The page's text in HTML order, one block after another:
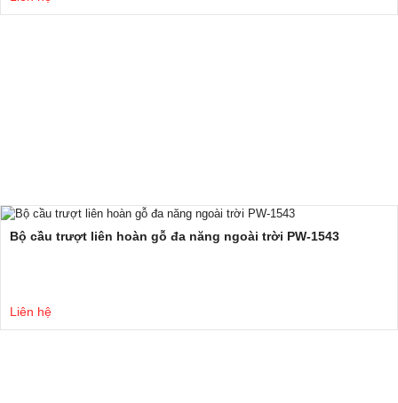
Bộ cầu trượt liên hoàn gỗ đa năng ngoài trời PW-1543
Liên hệ